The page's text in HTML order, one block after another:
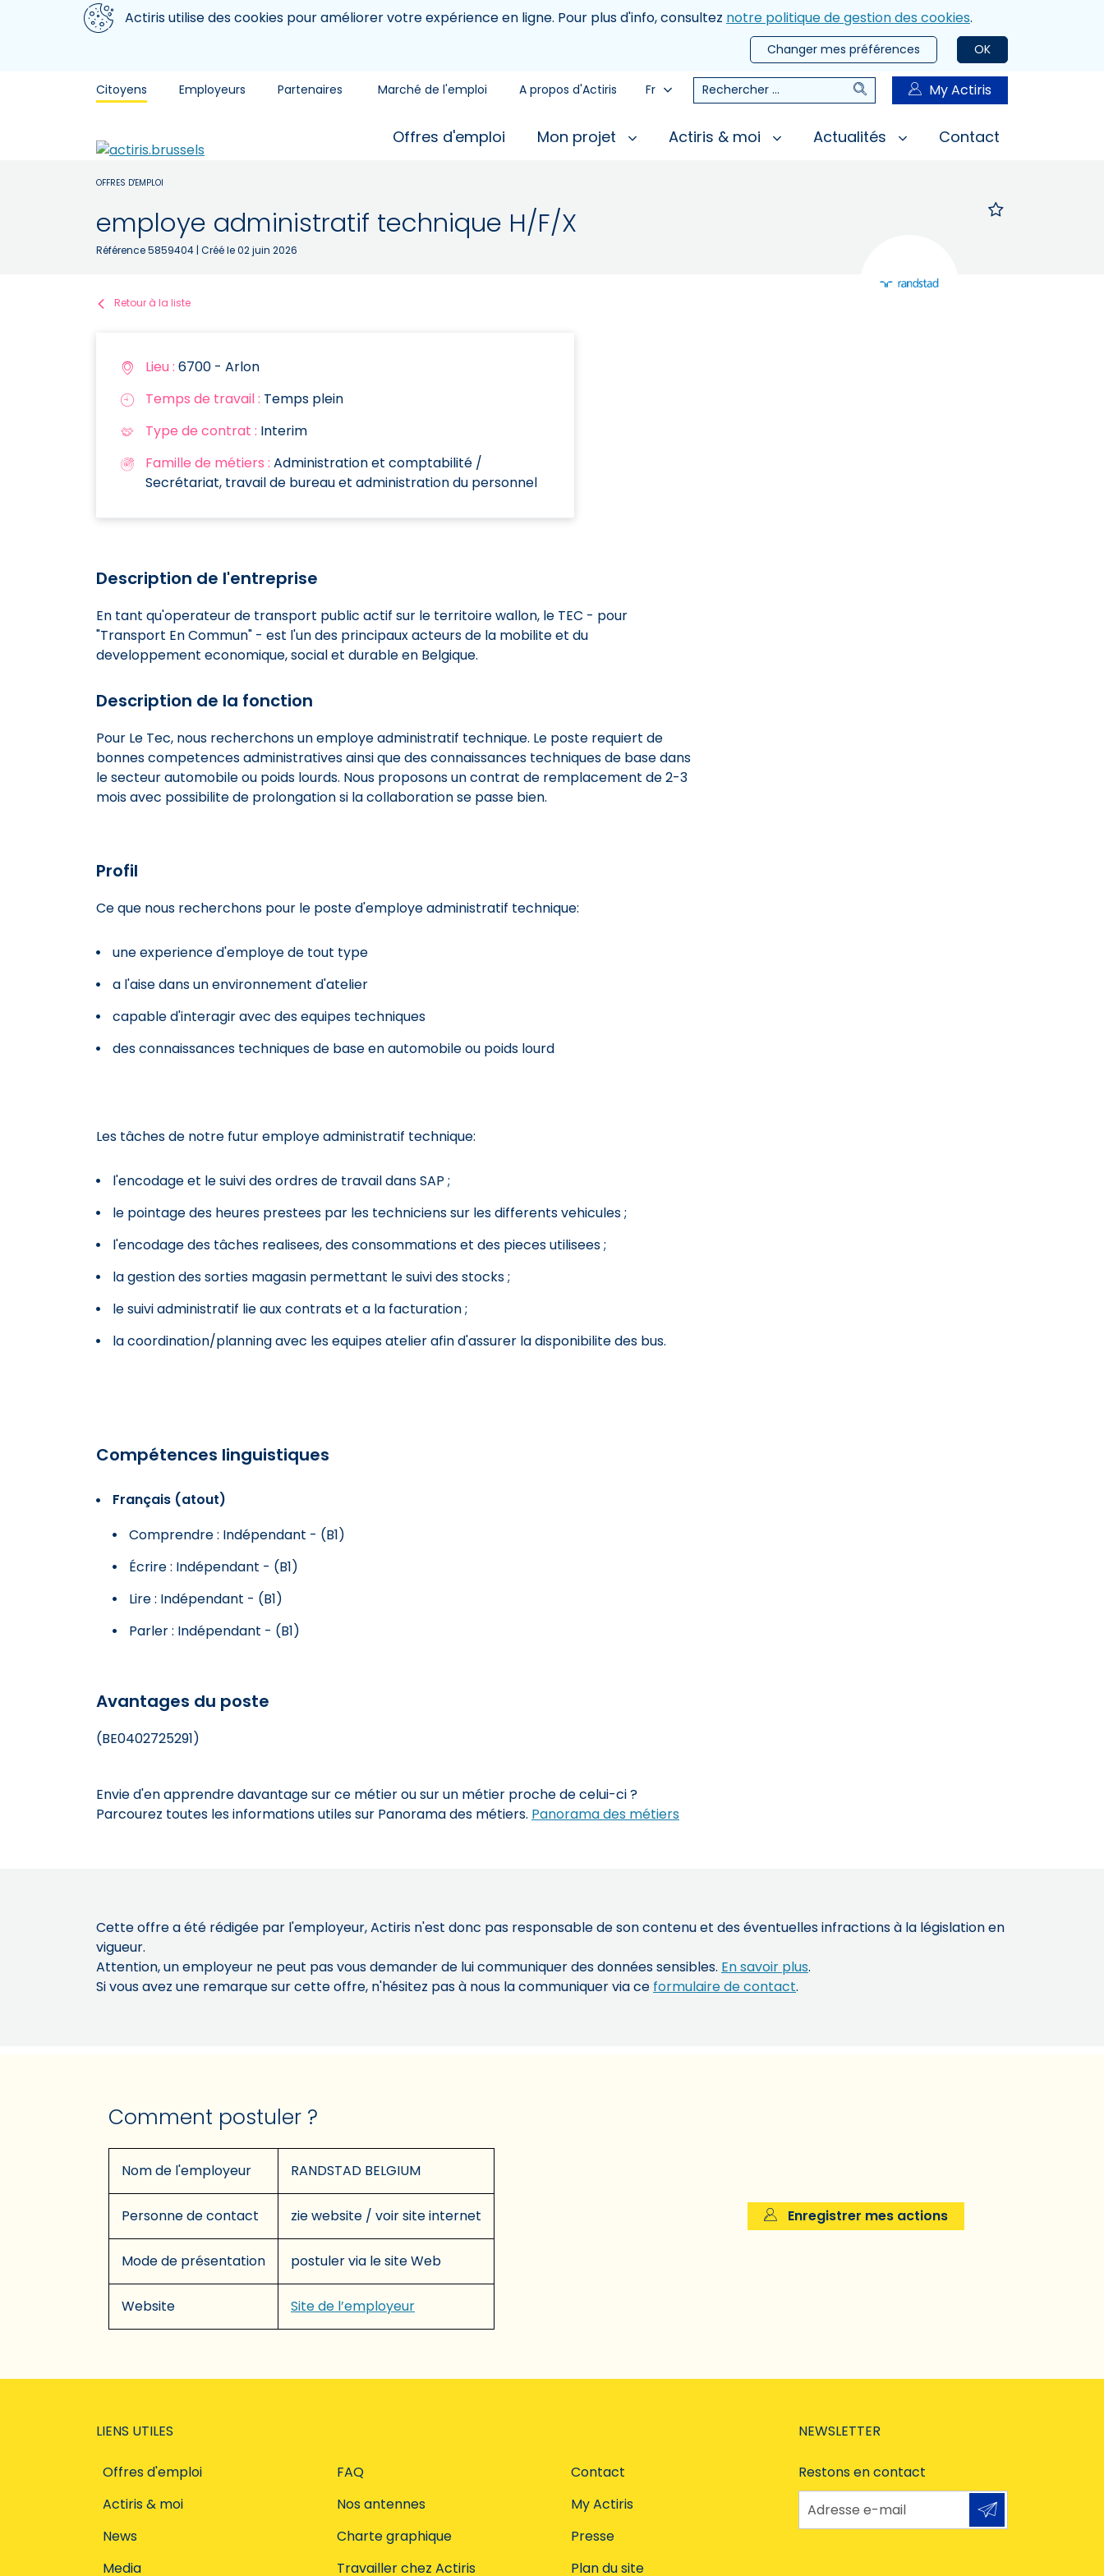
Aller au contenu principal
Nous utilisons des cookiesActiris utilise des cookies pour améliorer votre expérience en ligne. Pour plus d'info, consultez notre politique de gestion des cookies.
OK
Changer mes préférences
Citoyens Employeurs Partenaires Marché de l'emploi A propos d'Actiris Fr Rechercher RechercherMy Actiris
Offres d'emploi Mon projet Actiris & moi Actualités Contact
OFFRES D'EMPLOI
employe administratif technique H/F/X
Référence 5859404 | Créé le 02 juin 2026
Retour à la liste
Lieu : 6700 - Arlon
Temps de travail : Temps plein
Type de contrat : Interim
Famille de métiers : Administration et comptabilité /
Secrétariat, travail de bureau et administration du personnel
Description de l'entreprise
En tant qu'operateur de transport public actif sur le territoire wallon, le TEC - pour
"Transport En Commun" - est l'un des principaux acteurs de la mobilite et du
developpement economique, social et durable en Belgique.
Description de la fonction
Pour Le Tec, nous recherchons un employe administratif technique. Le poste requiert de
bonnes competences administratives ainsi que des connaissances techniques de base dans
le secteur automobile ou poids lourds. Nous proposons un contrat de remplacement de 2-3
mois avec possibilite de prolongation si la collaboration se passe bien.
Profil
Ce que nous recherchons pour le poste d'employe administratif technique:
une experience d'employe de tout type
a l'aise dans un environnement d'atelier
capable d'interagir avec des equipes techniques
des connaissances techniques de base en automobile ou poids lourd
Les tâches de notre futur employe administratif technique:
l'encodage et le suivi des ordres de travail dans SAP ;
le pointage des heures prestees par les techniciens sur les differents vehicules ;
l'encodage des tâches realisees, des consommations et des pieces utilisees ;
la gestion des sorties magasin permettant le suivi des stocks ;
le suivi administratif lie aux contrats et a la facturation ;
la coordination/planning avec les equipes atelier afin d'assurer la disponibilite des bus.
Compétences linguistiques
Français (atout)
Comprendre : Indépendant - (B1)
Écrire : Indépendant - (B1)
Lire : Indépendant - (B1)
Parler : Indépendant - (B1)
Avantages du poste
(BE0402725291)
Envie d'en apprendre davantage sur ce métier ou sur un métier proche de celui-ci ?
Parcourez toutes les informations utiles sur Panorama des métiers. Panorama des métiers
Cette offre a été rédigée par l'employeur, Actiris n'est donc pas responsable de son contenu et des éventuelles infractions à la législation en
vigueur.
Attention, un employeur ne peut pas vous demander de lui communiquer des données sensibles. En savoir plus.
Si vous avez une remarque sur cette offre, n'hésitez pas à nous la communiquer via ce formulaire de contact.
Comment postuler ?
Nom de l'employeur RANDSTAD BELGIUM
Personne de contact zie website / voir site internet
Mode de présentation postuler via le site Web
Website Site de l’employeur
Enregistrer mes actions
LIENS UTILES
Offres d'emploi
Actiris & moi
News
Media
FAQ
Nos antennes
Charte graphique
Travailler chez Actiris
Contact
My Actiris
Presse
Plan du site
NEWSLETTER
Restons en contact
Adresse e-mail